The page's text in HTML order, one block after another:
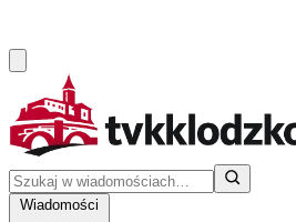
Wiadomości